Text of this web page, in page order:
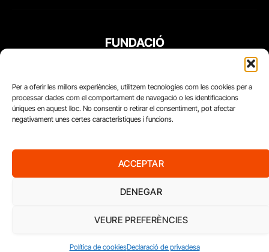
Per a oferir les millors experiències, utilitzem tecnologies com les cookies per a
processar dades com el comportament de navegació o les identificacions
úniques en aquest lloc. No consentir o retirar el consentiment, pot afectar
negativament unes certes característiques i funcions.
ACCEPTAR
DENEGAR
VEURE PREFERÈNCIES
Política de cookiesDeclaració de privadesa
FUNDACIÓ